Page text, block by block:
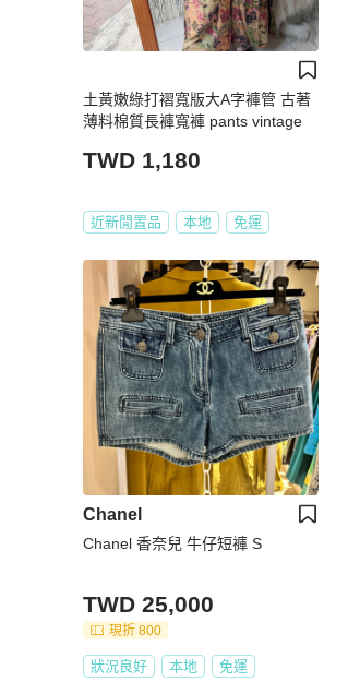
土黃嫩綠打褶寬版大A字褲管 古著
薄料棉質長褲寬褲 pants vintage
TWD 1,180
近新閒置品 本地 免運
Chanel
Chanel 香奈兒 牛仔短褲 S
TWD 25,000
現折 800
狀況良好 本地 免運